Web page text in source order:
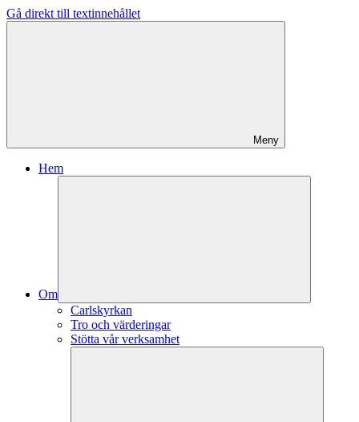
Gå direkt till textinnehållet
Meny
Hem
Om
Carlskyrkan
Tro och värderingar
Stötta vår verksamhet